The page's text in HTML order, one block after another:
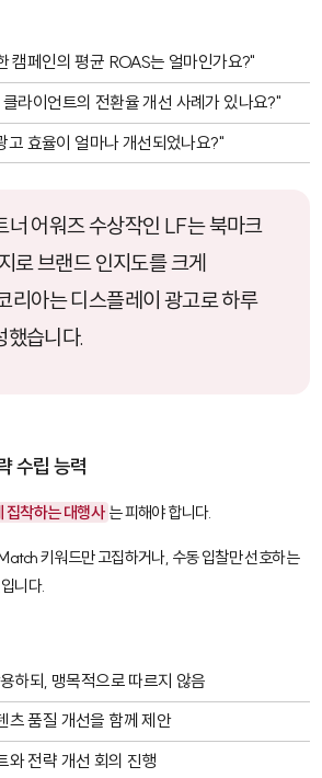
캠페인의 평균 ROAS는 얼마인가요?"
라이언트의 전환율 개선 사례가 있나요?"
고 효율이 얼마나 개선되었나요?"
너 어워즈 수상작인 LF는 북마크
로 브랜드 인지도를 크게
리아는 디스플레이 광고로 하루
했습니다.
수립 능력
집착하는 대행사 는 피해야 합니다.
키워드만 고집하거나, 수동 입찰만 선호하는
니다.
하되, 맹목적으로 따르지 않음
츠 품질 개선을 함께 제안
와 전략 개선 회의 진행